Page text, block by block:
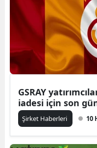
GSRAY
iadesi için son
Şirket Haberleri 10